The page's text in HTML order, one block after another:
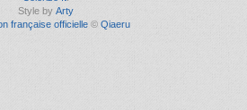
Style by Arty
française officielle © Qiaeru